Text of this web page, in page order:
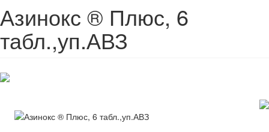
Азинокс ® Плюс, 6
табл.,уп.АВЗ